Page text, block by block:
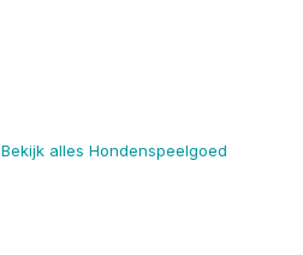
Bekijk alles Hondenspeelgoed